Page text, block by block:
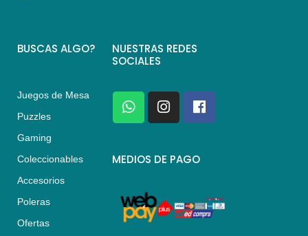
BUSCAS ALGO?
Juegos de Mesa
Puzzles
Gaming
Coleccionables
Accesorios
Poleras
Ofertas
NUESTRAS REDES
SOCIALES
W
h
a
s
p
I
n
s
a
a
m
F
a
c
b
k
MEDIOS DE PAGO